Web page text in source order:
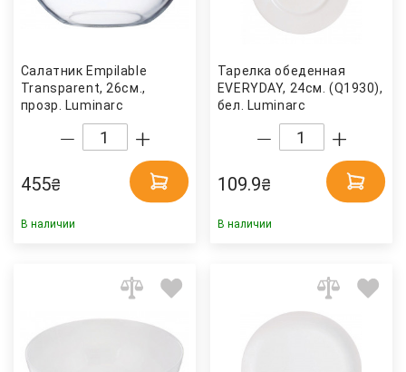
Салатник Empilable
Transparent, 26см.,
прозр. Luminarc
455₴
В наличии
Тарелка обеденная
EVERYDAY, 24см. (Q1930),
бел. Luminarc
109.9₴
В наличии